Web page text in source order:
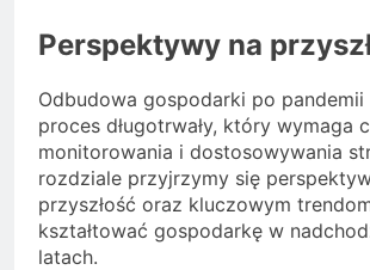
Perspektywy na
Odbudowa gospodarki po pandemii
proces długotrwały, który wymaga
monitorowania i dostosowywania
rozdziale przyjrzymy się
przyszłość oraz kluczowym
kształtować gospodarkę w
latach.